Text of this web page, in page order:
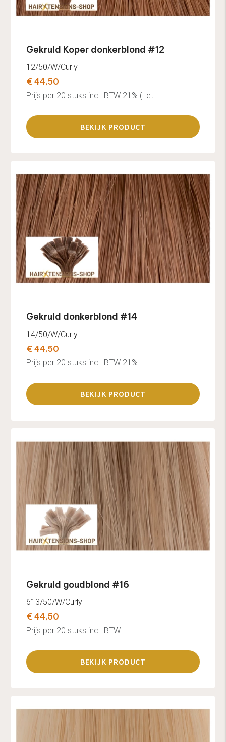
Gekruld Koper donkerblond #12
12/50/W/Curly
€ 44,50
Prijs per 20 stuks incl. BTW 21% (Let...
BEKIJK PRODUCT
Gekruld donkerblond #14
14/50/W/Curly
€ 44,50
Prijs per 20 stuks incl. BTW 21%
BEKIJK PRODUCT
Gekruld goudblond #16
613/50/W/Curly
€ 44,50
Prijs per 20 stuks incl. BTW...
BEKIJK PRODUCT